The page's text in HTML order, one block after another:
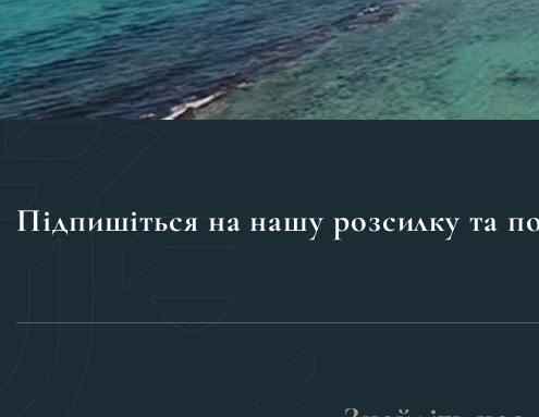
Підпишіться на нашу розсилку та